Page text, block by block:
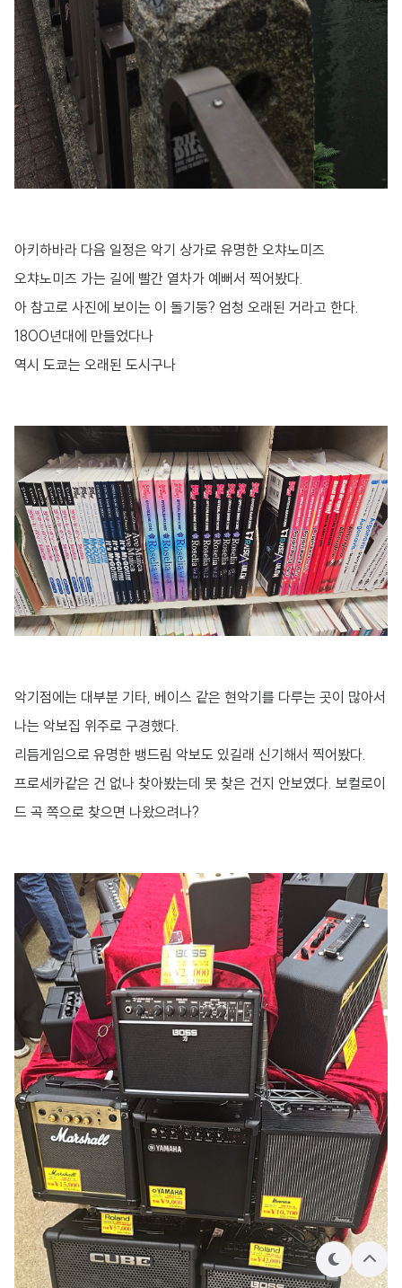
아키하바라 다음 일정은 악기 상가로 유명한 오챠노미즈
오챠노미즈 가는 길에 빨간 열차가 예뻐서 찍어봤다.
아 참고로 사진에 보이는 이 돌기둥? 엄청 오래된 거라고 한다.
1800년대에 만들었다나
역시 도쿄는 오래된 도시구나
악기점에는 대부분 기타, 베이스 같은 현악기를 다루는 곳이 많아서
나는 악보집 위주로 구경했다.
리듬게임으로 유명한 뱅드림 악보도 있길래 신기해서 찍어봤다.
프로세카같은 건 없나 찾아봤는데 못 찾은 건지 안보였다. 보컬로이
드 곡 쪽으로 찾으면 나왔으려나?
테
상